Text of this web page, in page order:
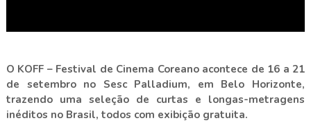
O KOFF – Festival de Cinema Coreano acontece de 16 a 21
de setembro no Sesc Palladium, em Belo Horizonte,
trazendo uma seleção de curtas e longas-metragens
inéditos no Brasil, todos com exibição gratuita.